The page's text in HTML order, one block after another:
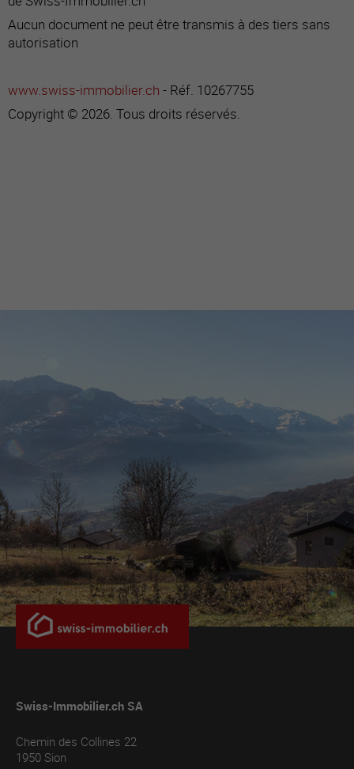
Aucun document ne peut être transmis à des tiers sans
autorisation
www.swiss-immobilier.ch - Réf. 10267755
Copyright © 2026. Tous droits réservés.
Swiss-Immobilier.ch SA
Chemin des Collines 22
1950 Sion